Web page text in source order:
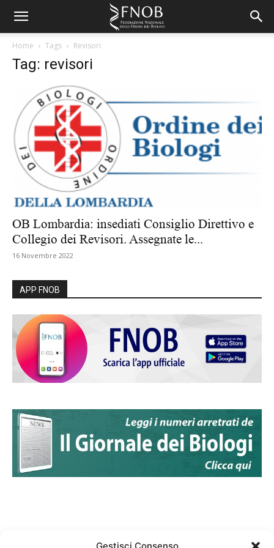
Home Tags Revisori
Tag: revisori
OB Lombardia: insediati Consiglio Direttivo e
Collegio dei Revisori. Assegnate le...
16 Novembre 2022
APP FNOB